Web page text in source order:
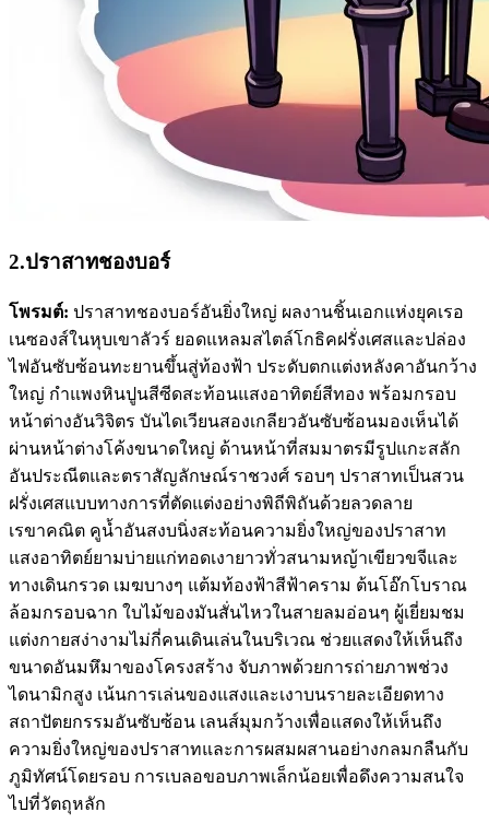
2.ปราสาทชองบอร์
โพรมต์: ปราสาทชองบอร์อันยิ่งใหญ่ ผลงานชิ้นเอกแห่งยุคเรอ
เนซองส์ในหุบเขาลัวร์ ยอดแหลมสไตล์โกธิคฝรั่งเศสและปล่อง
ไฟอันซับซ้อนทะยานขึ้นสู่ท้องฟ้า ประดับตกแต่งหลังคาอันกว้าง
ใหญ่ กำแพงหินปูนสีซีดสะท้อนแสงอาทิตย์สีทอง พร้อมกรอบ
หน้าต่างอันวิจิตร บันไดเวียนสองเกลียวอันซับซ้อนมองเห็นได้
ผ่านหน้าต่างโค้งขนาดใหญ่ ด้านหน้าที่สมมาตรมีรูปแกะสลัก
อันประณีตและตราสัญลักษณ์ราชวงศ์ รอบๆ ปราสาทเป็นสวน
ฝรั่งเศสแบบทางการที่ตัดแต่งอย่างพิถีพิถันด้วยลวดลาย
เรขาคณิต คูน้ำอันสงบนิ่งสะท้อนความยิ่งใหญ่ของปราสาท
แสงอาทิตย์ยามบ่ายแก่ทอดเงายาวทั่วสนามหญ้าเขียวขจีและ
ทางเดินกรวด เมฆบางๆ แต้มท้องฟ้าสีฟ้าคราม ต้นโอ๊กโบราณ
ล้อมกรอบฉาก ใบไม้ของมันสั่นไหวในสายลมอ่อนๆ ผู้เยี่ยมชม
แต่งกายสง่างามไม่กี่คนเดินเล่นในบริเวณ ช่วยแสดงให้เห็นถึง
ขนาดอันมหึมาของโครงสร้าง จับภาพด้วยการถ่ายภาพช่วง
ไดนามิกสูง เน้นการเล่นของแสงและเงาบนรายละเอียดทาง
สถาปัตยกรรมอันซับซ้อน เลนส์มุมกว้างเพื่อแสดงให้เห็นถึง
ความยิ่งใหญ่ของปราสาทและการผสมผสานอย่างกลมกลืนกับ
ภูมิทัศน์โดยรอบ การเบลอขอบภาพเล็กน้อยเพื่อดึงความสนใจ
ไปที่วัตถุหลัก